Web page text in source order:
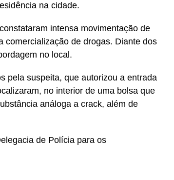
na cidade.
intensa movimentação de
comercialização de drogas. Diante dos
no local.
pela suspeita, que autorizou a entrada
no interior de uma bolsa que
análoga a crack, além de
de Polícia para os